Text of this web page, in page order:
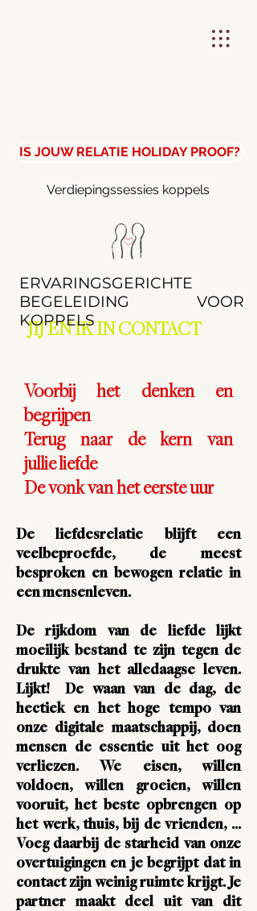
IS JOUW RELATIE HOLIDAY PROOF?
Verdiepingssessies koppels
JIJ EN IK IN CONTACT
ERVARINGSGERICHTE
BEGELEIDING VOOR
KOPPELS
Voorbij het denken en
begrijpen
Terug naar de kern van
jullie liefde
De vonk van het eerste uur
De liefdesrelatie blijft een
veelbeproefde, de meest
besproken en bewogen relatie in
een mensenleven.
De rijkdom van de liefde lijkt
moeilijk bestand te zijn tegen de
drukte van het alledaagse leven.
Lijkt! De waan van de dag, de
hectiek en het hoge tempo van
onze digitale maatschappij, doen
mensen de essentie uit het oog
verliezen. We eisen, willen
voldoen, willen groeien, willen
vooruit, het beste opbrengen op
het werk, thuis, bij de vrienden, ...
Voeg daarbij de starheid van onze
overtuigingen en je begrijpt dat in
contact zijn weinig ruimte krijgt. Je
partner maakt deel uit van dit